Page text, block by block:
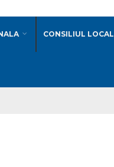
CONSILIUL LOCAL